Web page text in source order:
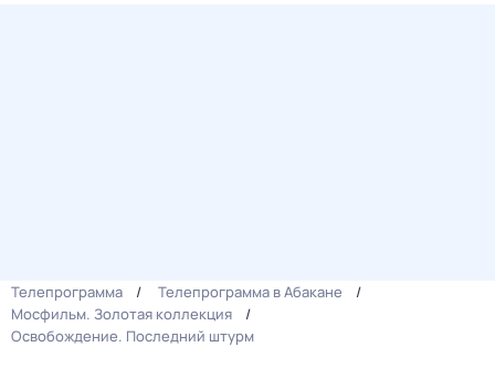
Телепрограмма
Телепрограмма в Абакане
Мосфильм. Золотая коллекция
Освобождение. Последний штурм